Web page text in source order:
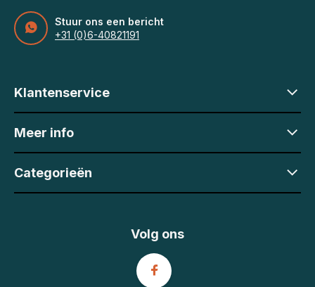
Stuur ons een bericht
+31 (0)6-40821191
Klantenservice
Meer info
Categorieën
Volg ons